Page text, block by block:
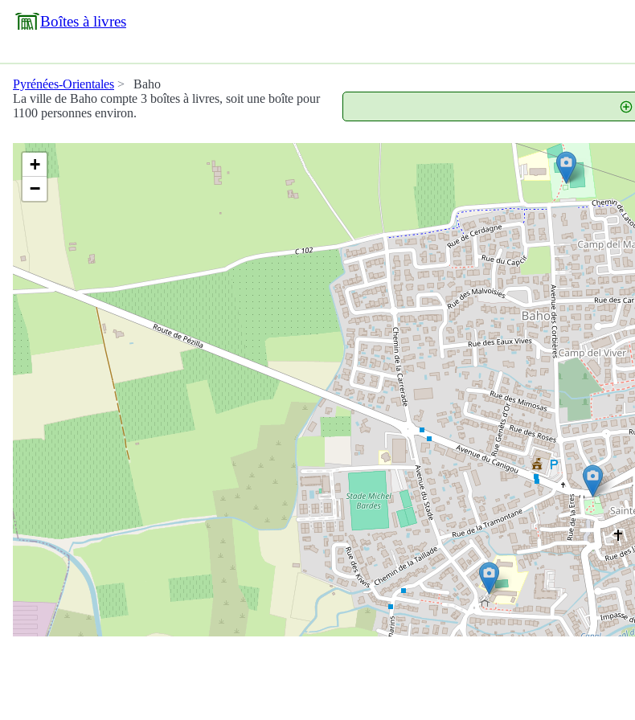
Boîtes à livres
Pyrénées-Orientales
Baho
La ville de Baho compte 3 boîtes à livres, soit une boîte pour
1100 personnes environ.
+
−